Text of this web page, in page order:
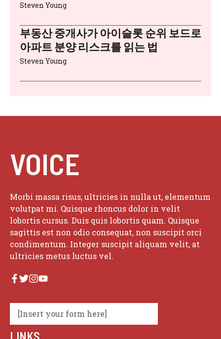
Steven Young
부동산 중개사가 아이슬롯 순위 보드로
아파트 분양 리스크를 읽는 법
Steven Young
VOICE
Morbi massa risus, ultricies in nulla ut, elementum
volutpat mi. Quisque rhoncus dolor in velit
lobortis cursus. Duis quis lobortis quam. Quisque
sagittis est non odio consequat, non suscipit orci
condimentum. Integer suscipit aliquam velit, at
ultricies metus luctus vel.
[Insert your form here]